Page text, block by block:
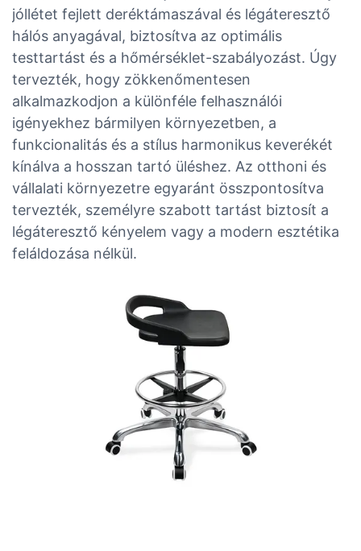
jóllétet fejlett deréktámaszával és légáteresztő
hálós anyagával, biztosítva az optimális
testtartást és a hőmérséklet-szabályozást. Úgy
tervezték, hogy zökkenőmentesen
alkalmazkodjon a különféle felhasználói
igényekhez bármilyen környezetben, a
funkcionalitás és a stílus harmonikus keverékét
kínálva a hosszan tartó üléshez. Az otthoni és
vállalati környezetre egyaránt összpontosítva
tervezték, személyre szabott tartást biztosít a
légáteresztő kényelem vagy a modern esztétika
feláldozása nélkül.